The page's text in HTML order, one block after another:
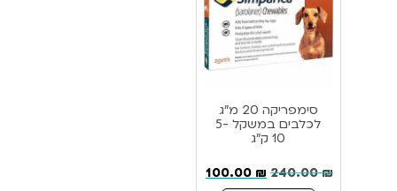
סימפריקה 20 מ”ג
לכלבים במשקל 5-
10 ק”ג
240.00₪
100.00 ₪